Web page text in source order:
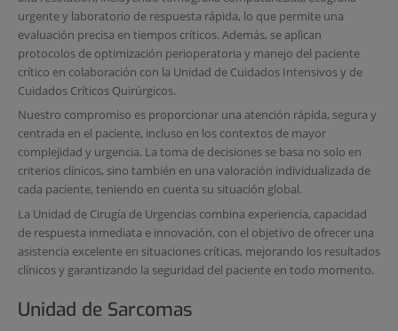
urgente y laboratorio de respuesta rápida, lo que permite una
evaluación precisa en tiempos críticos. Además, se aplican
protocolos de optimización perioperatoria y manejo del paciente
crítico en colaboración con la Unidad de Cuidados Intensivos y de
Cuidados Críticos Quirúrgicos.
Nuestro compromiso es proporcionar una atención rápida, segura y
centrada en el paciente, incluso en los contextos de mayor
complejidad y urgencia. La toma de decisiones se basa no solo en
criterios clínicos, sino también en una valoración individualizada de
cada paciente, teniendo en cuenta su situación global.
La Unidad de Cirugía de Urgencias combina experiencia, capacidad
de respuesta inmediata e innovación, con el objetivo de ofrecer una
asistencia excelente en situaciones críticas, mejorando los resultados
clínicos y garantizando la seguridad del paciente en todo momento.
Unidad de Sarcomas